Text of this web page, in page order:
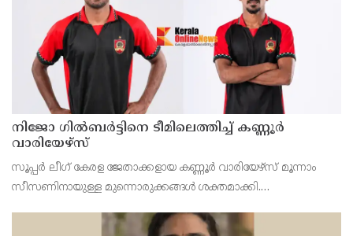
നിജോ ഗിൽബർട്ടിനെ ടീമിലെത്തിച്ച് കണ്ണൂർ
വാരിയേഴ്സ്
സൂപ്പർ ലീഗ് കേരള ജേതാക്കളായ കണ്ണൂർ വാരിയേഴ്‌സ് മൂന്നാം
സീസണിനായുള്ള മുന്നൊരുക്കങ്ങൾ ശക്തമാക്കി.
കണ്ണൂരിന്റെ യുവ പ്രതിരോധതാരം സച്ചിൻ സുനിലിനെയും ടീമിലെ